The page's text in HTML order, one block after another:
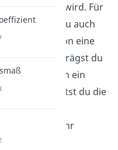
bestehen wird. Für
verwendest du auch
Regression eine
. Überträgst du
in ein
, so erhältst du die
. An ihr
wie